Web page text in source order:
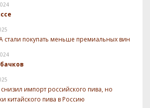
покупать меньше премиальных вин
импорт российского пива, но
китайского пива в Россию